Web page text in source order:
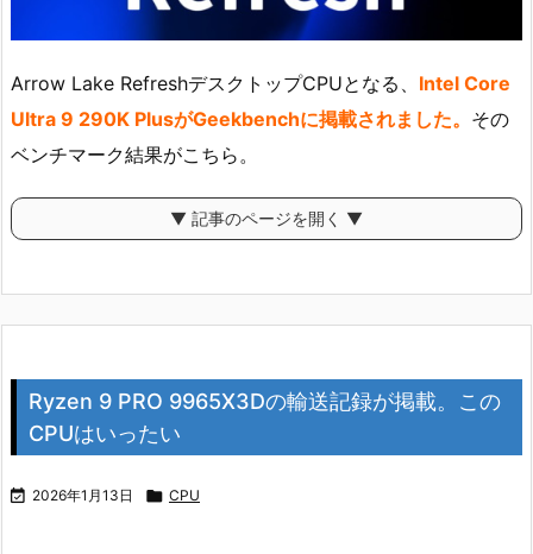
Arrow Lake RefreshデスクトップCPUとなる、 Intel Core
Ultra 9 290K PlusがGeekbenchに掲載されました。 その
ベンチマーク結果がこちら。
▼ 記事のページを開く ▼
Ryzen 9 PRO 9965X3Dの輸送記録が掲載。この
CPUはいったい
 2026年1月13日  CPU